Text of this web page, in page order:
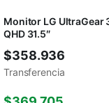
Monitor LG UltraGear
QHD 31.5″
$358.936
Transferencia